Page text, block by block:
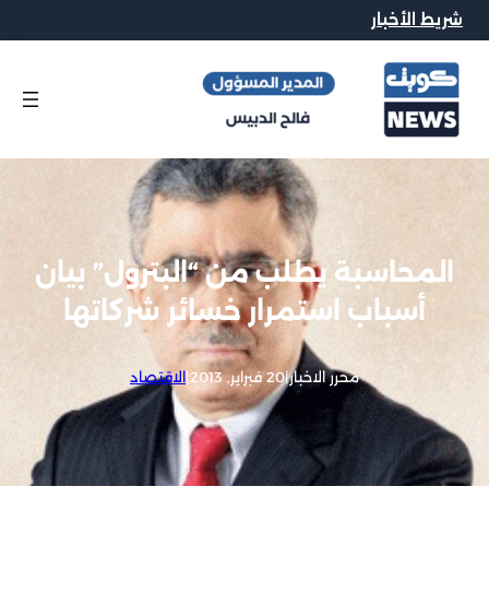
شريط الأخبار
المحاسبة يطلب من “البترول” بيان
أسباب استمرار خسائر شركاتها
محرر الاخبار|20 فبراير, 2013 |الاقتصاد